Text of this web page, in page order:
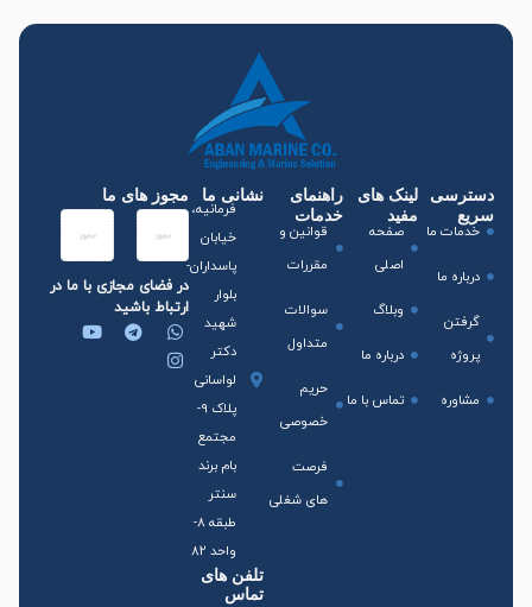
دسترسی
سریع
خدمات ما
درباره ما
گرفتن
پروژه
مشاوره
لینک های
مفید
صفحه
اصلی
وبلاگ
درباره ما
تماس با ما
راهنمای
خدمات
قوانین و
مقررات
سوالات
متداول
حریم
خصوصی
فرصت
های شغلی
نشانی ما
فرمانیه،
خیابان
پاسداران-
بلوار
شهید
دکتر
لواسانی
پلاک 9-
مجتمع
بام برند
سنتر
طبقه 8-
واحد 82
تلفن های
تماس
مجوز های ما
در فضای مجازی با ما در
ارتباط باشید